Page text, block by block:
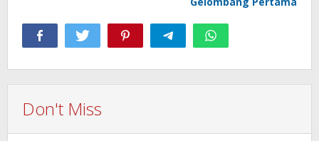
Don't Miss